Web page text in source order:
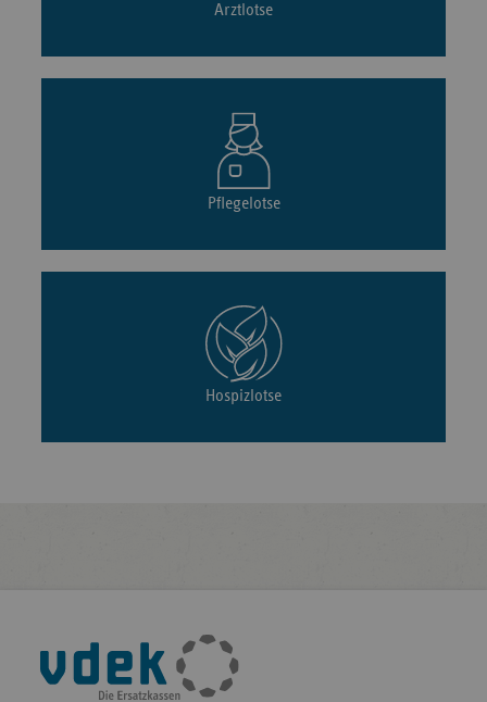
Arztlotse
Pflegelotse
Hospizlotse
Fußleisten-
Navigation